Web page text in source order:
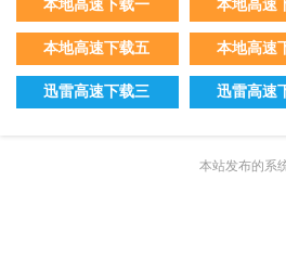
本地高速下载一 本地高速
本地高速下载五 本地高速
迅雷高速下载三 迅雷高速
本站发布的系